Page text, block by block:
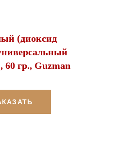
(диоксид
60 гр., Guzman